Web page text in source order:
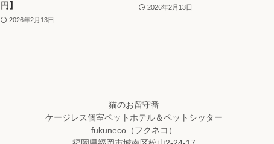
円】
2026年2月13日
2026年2月13日
猫のお留守番
ケージレス個室ペットホテル＆ペットシッター
fukuneco（フクネコ）